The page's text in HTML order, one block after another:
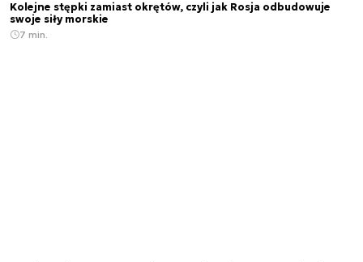
Kolejne stępki zamiast okrętów, czyli jak Rosja odbudowuje
swoje siły morskie
7 min.